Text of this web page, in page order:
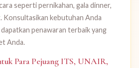
seperti pernikahan, gala dinner,
kebutuhan Anda
penawaran terbaik yang
Anda.
Para Pejuang ITS, UNAIR,